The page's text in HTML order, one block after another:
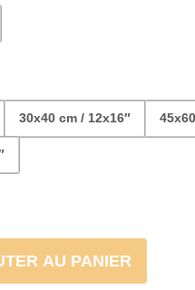
30x40 cm / 12x16″
AU PANIER